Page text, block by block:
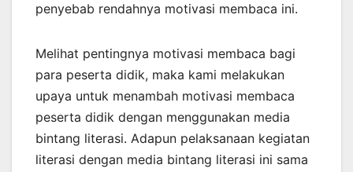
penyebab rendahnya motivasi membaca ini.
Melihat pentingnya motivasi membaca bagi
para peserta didik, maka kami melakukan
upaya untuk menambah motivasi membaca
peserta didik dengan menggunakan media
bintang literasi. Adapun pelaksanaan kegiatan
literasi dengan media bintang literasi ini sama